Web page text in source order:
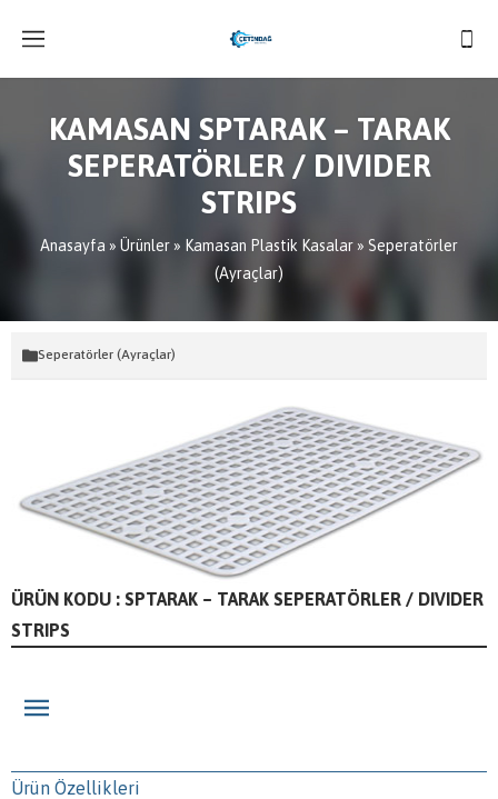
KAMASAN SPTARAK – TARAK
SEPERATÖRLER / DIVIDER
STRIPS
Anasayfa » Ürünler» Kamasan Plastik Kasalar » Seperatörler
(Ayraçlar)
Seperatörler (Ayraçlar)
ÜRÜN KODU : SPTARAK – TARAK SEPERATÖRLER / DIVIDER
STRIPS
Ürün Özellikleri